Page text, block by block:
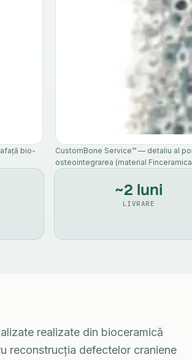
bio-
CustomBone Service™ — detaliu al
osteointegrarea (material
~2 luni
LIVRARE
realizate din bioceramică
reconstrucția defectelor craniene